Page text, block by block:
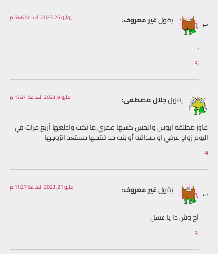
يقولغير معروف: يوليو 25, 2023 الساعة 5:46 م
،
رد
يقولجلال مصطفى: مايو 9, 2023 الساعة 12:34 م
عاوز مطلقه ابوس والحس كسها عمري ما نكت وادلعها أربع مرات في
اليوم زواج عرفي او صداقه أو بنت حد فتحها مستعد اتزوجها
رد
يقولغير معروف: مايو 21, 2023 الساعة 11:27 م
آح وش دا يا عسل
رد